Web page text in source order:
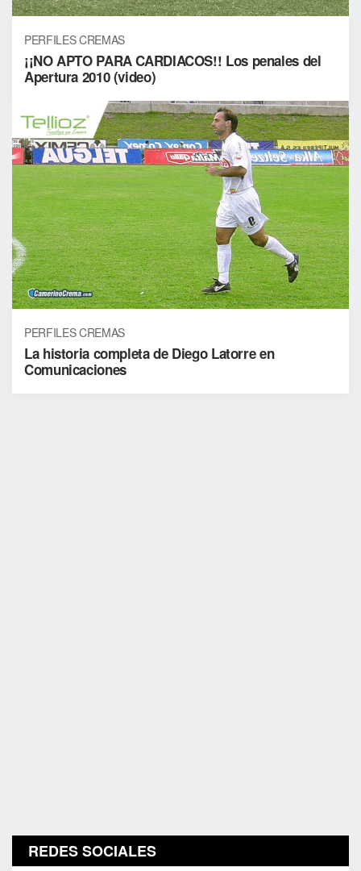
PERFILES CREMAS
¡¡NO APTO PARA CARDIACOS!! Los penales del
Apertura 2010 (video)
PERFILES CREMAS
La historia completa de Diego Latorre en
Comunicaciones
REDES SOCIALES